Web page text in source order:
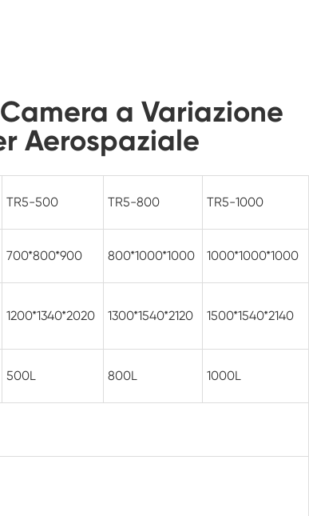
di prova ambientale dell'umidità
di abuso termico
di prova ambientale fotovoltaica
a temperatura costante
di stabilità del Test di
dell'idrolisi
costante
umido per camera di prova
a Variazione
Aerospaziale
TR5-500 TR5-800 TR5-1000
700*800*900 800*1000*1000 1000*1000*1000
1200*1340*2020 1300*1540*2120 1500*1540*2140
500L 800L 1000L